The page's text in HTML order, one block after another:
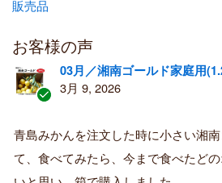
販売品
お客様の声
証
済
み
購
03月／湘南ゴールド家庭用
3月 9, 2026
青島みかんを注文した時に小さい湘
て、食べてみたら、今まで食べたど